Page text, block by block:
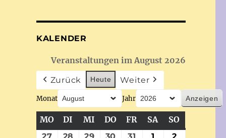
KALENDER
Veranstaltungen im August 2026
Zurück Heute Weiter
Monat Jahr
MOMONTAG
DI DIENSTAG
MI MITTWOCH
DODONNERSTAG
FRFREITAG
SASAMSTAG
SO